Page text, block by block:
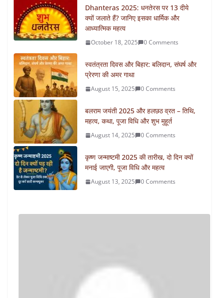
Dhanteras 2025: धनतेरस पर 13 दीये
क्यों जलाते हैं? जानिए इसका धार्मिक और
आध्यात्मिक महत्व
October 18, 2025 0 Comments
स्वतंत्रता दिवस और बिहार: बलिदान, संघर्ष और
प्रेरणा की अमर गाथा
August 15, 2025 0 Comments
बलराम जयंती 2025 और हलछठ व्रत – तिथि,
महत्व, कथा, पूजा विधि और शुभ मुहूर्त
August 14, 2025 0 Comments
कृष्ण जन्माष्टमी 2025 की तारीख, दो दिन क्यों
मनाई जाएगी, पूजा विधि और महत्व
August 13, 2025 0 Comments